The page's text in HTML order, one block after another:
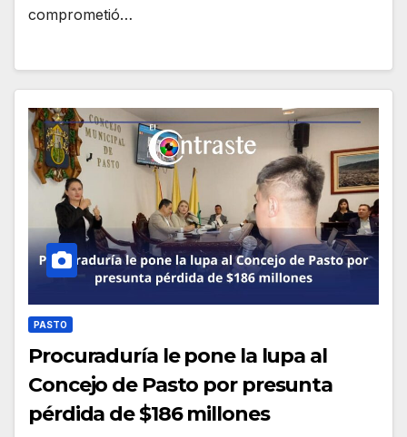
comprometió…
PASTO
Procuraduría le pone la lupa al
Concejo de Pasto por presunta
pérdida de $186 millones